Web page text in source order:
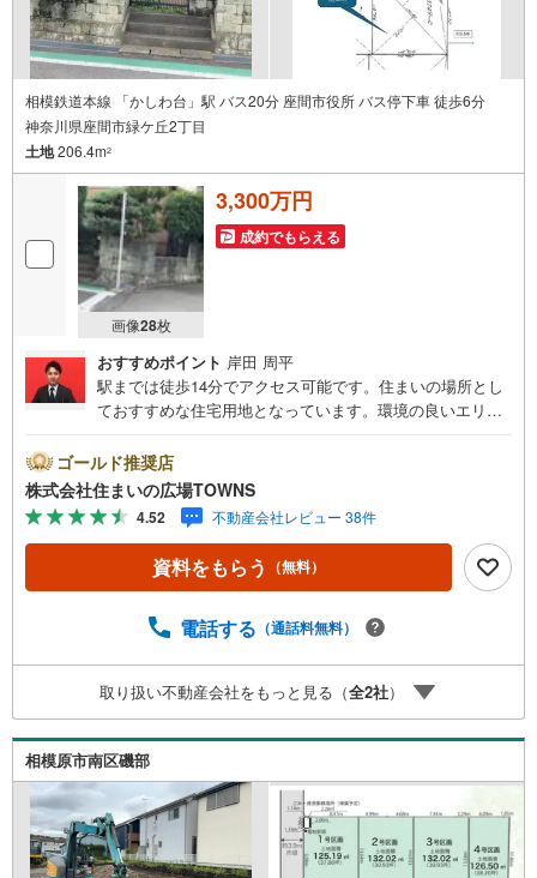
相模鉄道本線 「かしわ台」駅 バス20分 座間市役所 バス停下車 徒歩6分
神奈川県座間市緑ケ丘2丁目
土地206.4m2
画像28枚
3,300万円
成約でもらえる
おすすめポイント 岸田 周平
駅までは徒歩14分でアクセス可能です。住まいの場所とし
ておすすめな住宅用地となっています。環境の良いエリア
建ての低層住宅がゆったりと立ち並ぶような住宅街が形成
される傾向にあります。土地面積は206.4平米（公簿）でご
ざいます。両側に建物がなく、開放的なのが角地です。傾
斜地より建築が楽な平坦地です。【年中無休/9:00～21:0
0】人気物件は特にお問い合わせが集中するため、お早めに
お電話下さい。「室内・現地を見学する」ボタンよりご予
っております。○住宅ローンのご相談○ライフプランのシミ
なスタッフが親身になってお客様に合った物件をご紹介さ
せて頂きます！ /他社様掲載物件も併せてご紹介可能ですの
でお気軽にお問い合わせ下さい♪駐車場もございますの
で、お車でのお越しも大歓迎です！
ゴールド推奨店
株式会社住まいの広場TOWNS
4.52 不動産会社レビュー 38件
資料をもらう （無料）
電話する （通話料無料）
取り扱い不動産会社をもっと見る（全2社）
相模原市南区磯部